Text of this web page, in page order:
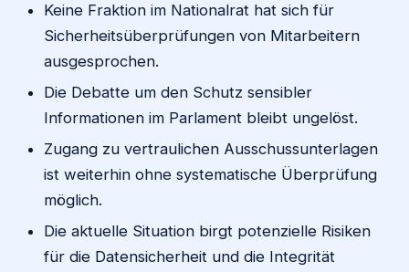
Keine Fraktion im Nationalrat hat sich für
Sicherheitsüberprüfungen von Mitarbeitern
ausgesprochen.
Die Debatte um den Schutz sensibler
Informationen im Parlament bleibt ungelöst.
Zugang zu vertraulichen Ausschussunterlagen
ist weiterhin ohne systematische Überprüfung
möglich.
Die aktuelle Situation birgt potenzielle Risiken
für die Datensicherheit und die Integrität